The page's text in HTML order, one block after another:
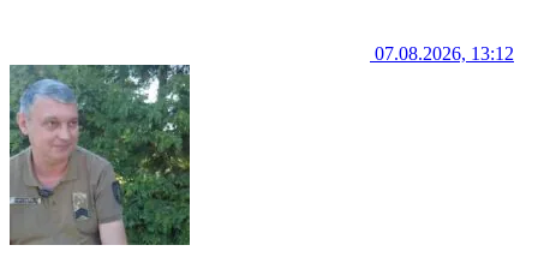
07.08.2026, 13:12